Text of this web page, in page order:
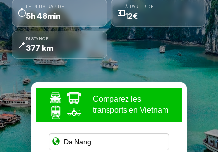
⏱
LE PLUS RAPIDE
5h 48min 💶
À PARTIR DE
12€
📍
DISTANCE
377 km
Comparez les
transports en Vietnam